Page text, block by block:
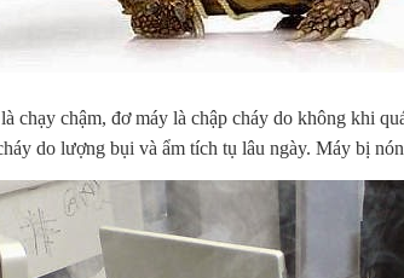
chạy chậm, đơ máy là chập cháy do không khi
do lượng bụi và ẩm tích tụ lâu ngày. Máy bị